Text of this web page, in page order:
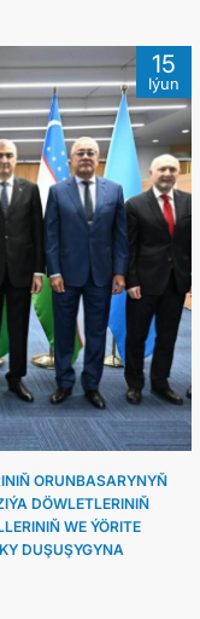
15
Iýun
ORUNBASARYNYŇ
DÖWLETLERINIŇ
WE ÝÖRITE
DUŞUŞYGYNA